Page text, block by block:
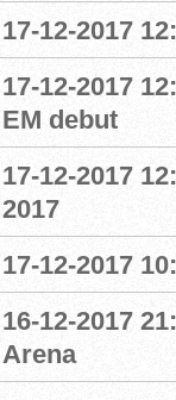
17-12-2017
17-12-2017
EM debut
17-12-2017
2017
17-12-2017
16-12-2017
Arena